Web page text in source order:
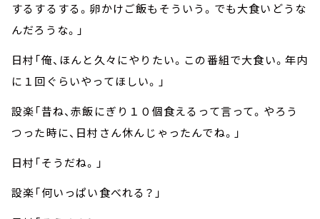
するするする。卵かけご飯もそういう。でも大食いどうな
んだろうな。」
日村「俺、ほんと久々にやりたい。この番組で大食い。年内
に１回ぐらいやってほしい。」
設楽「昔ね、赤飯にぎり１０個食えるって言って。やろう
つった時に、日村さん休んじゃったんでね。」
日村「そうだね。」
設楽「何いっぱい食べれる？」